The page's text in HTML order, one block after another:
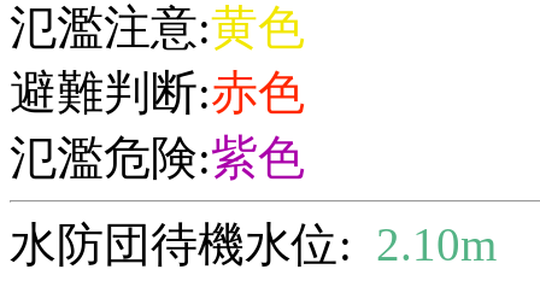
氾濫注意:黄色
避難判断:赤色
氾濫危険:紫色
水防団待機水位: 2.10m